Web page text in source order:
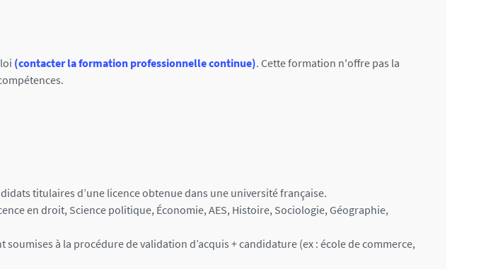
(contacter la formation professionnelle continue). Cette formation n'offre pas la
titulaires d’une licence obtenue dans une université française.
en droit, Science politique, Économie, AES, Histoire, Sociologie, Géographie,
à la procédure de validation d’acquis + candidature (ex : école de commerce,